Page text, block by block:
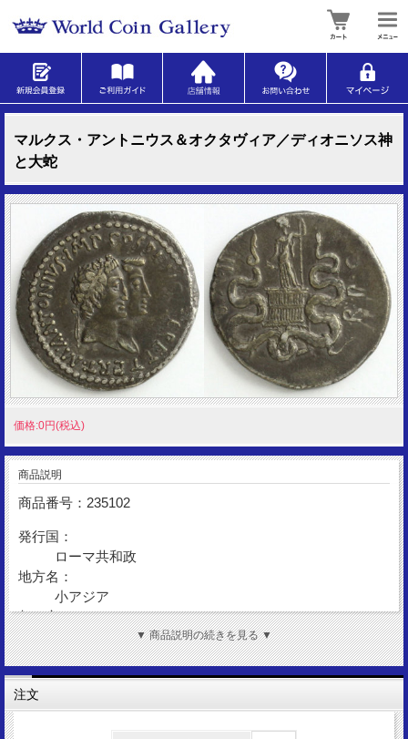
マルクス・アントニウス＆オクタヴィア／ディオニソス神
と大蛇
価格:0円(税込)
商品説明
商品番号：235102
発行国：
ローマ共和政
地方名：
小アジア
都 市：
エフェソス
発行年：
BC39
額 面：
▼ 商品説明の続きを見る ▼
注文